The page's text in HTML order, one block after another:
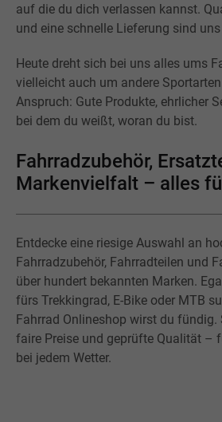
auf die du dich verlassen kannst.
und eine schnelle Lieferung sind
Heute dreht sich bei uns alles ums
vielleicht auch um andere
Anspruch: Gute Produkte, ehrlicher
bei dem du weißt, woran du bist.
Fahrradzubehör,
Markenvielfalt – alles
Entdecke eine riesige Auswahl an
Fahrradzubehör, Fahrradteilen und
über hundert bekannten Marken.
fürs Trekkingrad, E-Bike oder MTB
Fahrrad Onlineshop wirst du fündig.
faire Preise und geprüfte Qualität –
bei jedem Wetter.